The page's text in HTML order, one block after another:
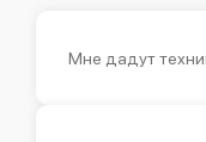
Мне дадут